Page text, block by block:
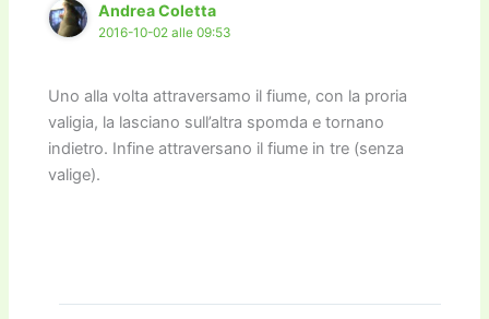
Andrea Coletta
2016-10-02 alle 09:53
Uno alla volta attraversamo il fiume, con la proria
valigia, la lasciano sull’altra spomda e tornano
indietro. Infine attraversano il fiume in tre (senza
valige).